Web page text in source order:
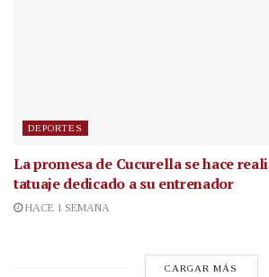
DEPORTES
La promesa de Cucurella se hace
tatuaje dedicado a su entrenador
HACE 1 SEMANA
CARGAR MÁS